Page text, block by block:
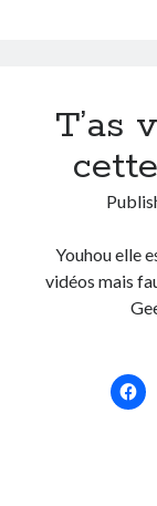
T’as
Youhou elle
vidéos mais